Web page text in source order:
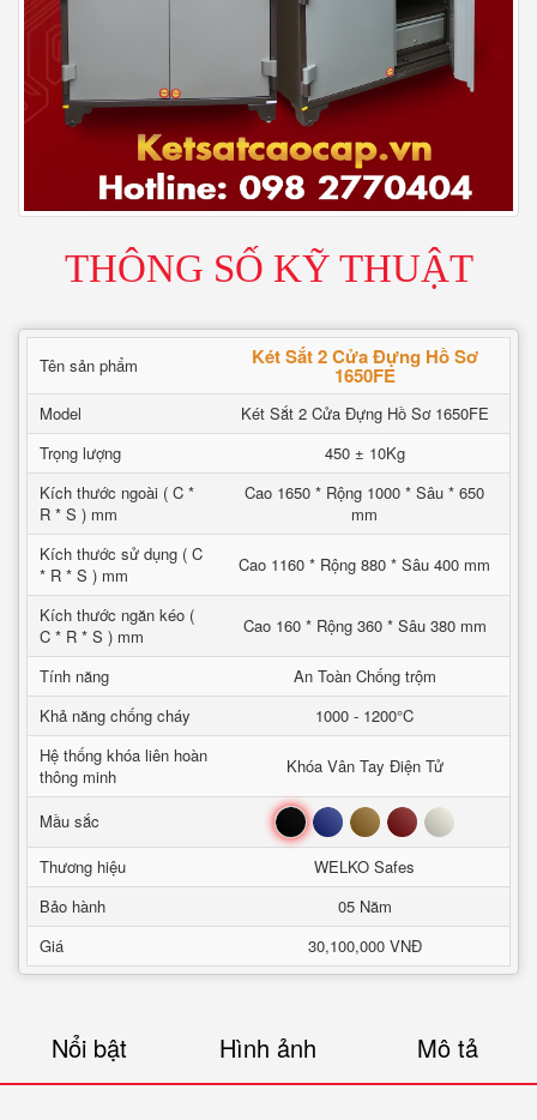
THÔNG SỐ KỸ THUẬT
Tên sản phẩm Két Sắt 2 Cửa Đựng Hồ Sơ
1650FE
Model
Két Sắt 2 Cửa Đựng Hồ Sơ 1650FE
Trọng lượng
450 ± 10Kg
Kích thước ngoài ( C *
R * S ) mm
Cao 1650 * Rộng 1000 * Sâu * 650
mm
Kích thước sử dụng ( C
* R * S ) mm
Cao 1160 * Rộng 880 * Sâu 400 mm
Kích thước ngăn kéo (
C * R * S ) mm
Cao 160 * Rộng 360 * Sâu 380 mm
Tính năng
An Toàn Chống trộm
Khả năng chống cháy
1000 - 1200°C
Hệ thống khóa liên hoàn
thông minh
Khóa Vân Tay Điện Tử
Mầu sắc Đen Xanh Nâu Đỏ Trắng
Thương hiệu
WELKO Safes
Bảo hành
05 Năm
Giá
30,100,000 VNĐ
Nổi bật Hình ảnh Mô tả